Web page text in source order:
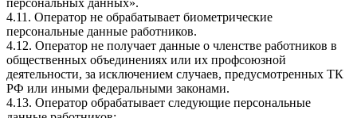
персональных данных».
4.11. Оператор не обрабатывает биометрические
персональные данные работников.
4.12. Оператор не получает данные о членстве работников в
общественных объединениях или их профсоюзной
деятельности, за исключением случаев, предусмотренных ТК
РФ или иными федеральными законами.
4.13. Оператор обрабатывает следующие персональные